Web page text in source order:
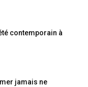
contemporain à
mer jamais ne